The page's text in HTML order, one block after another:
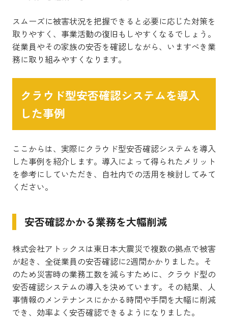
スムーズに被害状況を把握できると必要に応じた対策を
取りやすく、事業活動の復旧もしやすくなるでしょう。
従業員やその家族の安否を確認しながら、いますべき業
務に取り組みやすくなります。
クラウド型安否確認システムを導入
した事例
ここからは、実際にクラウド型安否確認システムを導入
した事例を紹介します。導入によって得られたメリット
を参考にしていただき、自社内での活用を検討してみて
ください。
安否確認かかる業務を大幅削減
株式会社アトックスは東日本大震災で複数の拠点で被害
が起き、全従業員の安否確認に2週間かかりました。そ
のため災害時の業務工数を減らすために、クラウド型の
安否確認システムの導入を決めています。その結果、人
事情報のメンテナンスにかかる時間や手間を大幅に削減
でき、効率よく安否確認できるようになりました。